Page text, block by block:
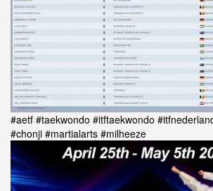
#aetf #taekwondo #itftaekwondo
#chonji #martialarts #milheeze